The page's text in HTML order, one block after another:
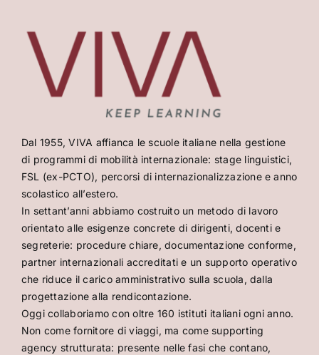
Dal 1955, VIVA affianca le scuole italiane nella gestione
di programmi di mobilità internazionale: stage linguistici,
FSL (ex-PCTO), percorsi di internazionalizzazione e anno
scolastico all’estero.
In settant’anni abbiamo costruito un metodo di lavoro
orientato alle esigenze concrete di dirigenti, docenti e
segreterie: procedure chiare, documentazione conforme,
partner internazionali accreditati e un supporto operativo
che riduce il carico amministrativo sulla scuola, dalla
progettazione alla rendicontazione.
Oggi collaboriamo con oltre 160 istituti italiani ogni anno.
Non come fornitore di viaggi, ma come supporting
agency strutturata: presente nelle fasi che contano,